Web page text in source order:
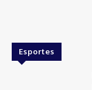
Esportes